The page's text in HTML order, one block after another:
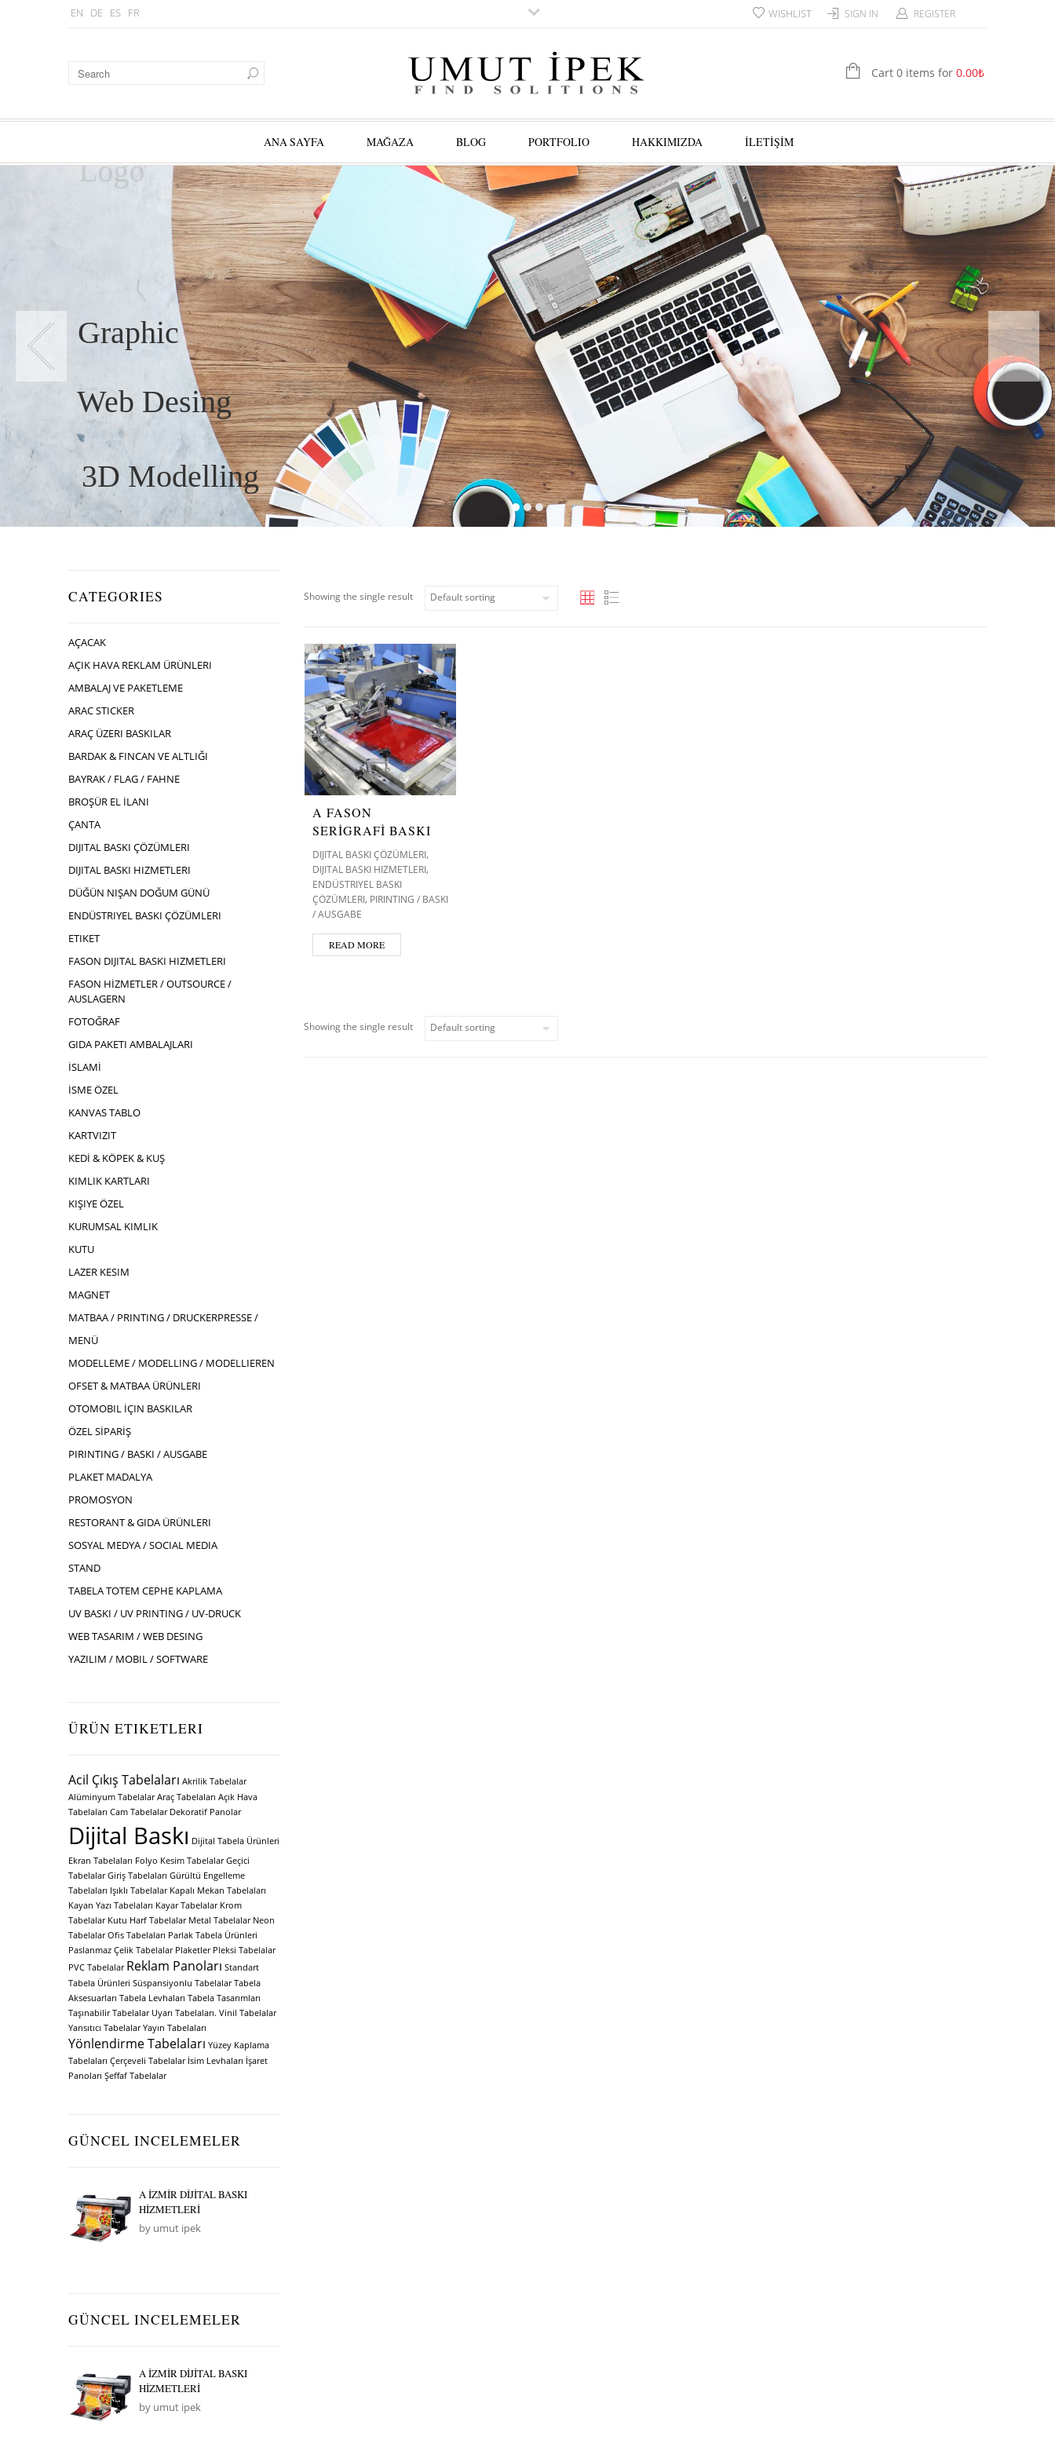
EN DE ES FR SIGN IN REGISTER
WISHLIST
Cart 0 items for 0.00₺
ANA SAYFA MAĞAZA BLOG PORTFOLIO HAKKIMIZDA İLETİŞİM
3D Modelling
Graphic
Web Desing
Logo
CATEGORIES
AÇACAK
AÇIK HAVA REKLAM ÜRÜNLERI
AMBALAJ VE PAKETLEME
ARAC STICKER
ARAÇ ÜZERI BASKILAR
BARDAK & FINCAN VE ALTLIĞI
BAYRAK / FLAG / FAHNE
BROŞÜR EL İLANI
ÇANTA
DIJITAL BASKI ÇÖZÜMLERI
DIJITAL BASKI HIZMETLERI
DÜĞÜN NIŞAN DOĞUM GÜNÜ
ENDÜSTRIYEL BASKI ÇÖZÜMLERI
ETIKET
FASON DIJITAL BASKI HIZMETLERI
FASON HİZMETLER / OUTSOURCE /
AUSLAGERN
FOTOĞRAF
GIDA PAKETI AMBALAJLARI
İSLAMİ
İSME ÖZEL
KANVAS TABLO
KARTVIZIT
KEDİ & KÖPEK & KUŞ
KIMLIK KARTLARI
KIŞIYE ÖZEL
KURUMSAL KIMLIK
KUTU
LAZER KESIM
MAGNET
MATBAA / PRINTING / DRUCKERPRESSE /
MENÜ
MODELLEME / MODELLING / MODELLIEREN
OFSET & MATBAA ÜRÜNLERI
OTOMOBIL İÇIN BASKILAR
ÖZEL SİPARİŞ
PIRINTING / BASKI / AUSGABE
PLAKET MADALYA
PROMOSYON
RESTORANT & GIDA ÜRÜNLERI
SOSYAL MEDYA / SOCIAL MEDIA
STAND
TABELA TOTEM CEPHE KAPLAMA
UV BASKI / UV PRINTING / UV-DRUCK
WEB TASARIM / WEB DESING
YAZILIM / MOBIL / SOFTWARE
ÜRÜN ETIKETLERI
Acil Çıkış Tabelaları Akrilik Tabelalar
Alüminyum Tabelalar Araç Tabelaları Açık Hava
Tabelaları Cam Tabelalar Dekoratif Panolar
Dijital Baskı Dijital Tabela Ürünleri
Ekran Tabelaları Folyo Kesim Tabelalar Geçici
Tabelalar Giriş Tabelaları Gürültü Engelleme
Tabelaları Işıklı Tabelalar Kapalı Mekan Tabelaları
Kayan Yazı Tabelaları Kayar Tabelalar Krom
Tabelalar Kutu Harf Tabelalar Metal Tabelalar Neon
Tabelalar Ofis Tabelaları Parlak Tabela Ürünleri
Paslanmaz Çelik Tabelalar Plaketler Pleksi Tabelalar
PVC Tabelalar Reklam Panoları Standart
Tabela Ürünleri Süspansiyonlu Tabelalar Tabela
Aksesuarları Tabela Levhaları Tabela Tasarımları
Taşınabilir Tabelalar Uyarı Tabelaları. Vinil Tabelalar
Yansıtıcı Tabelalar Yayın Tabelaları
Yönlendirme Tabelaları Yüzey Kaplama
Tabelaları Çerçeveli Tabelalar İsim Levhaları İşaret
Panoları Şeffaf Tabelalar
GÜNCEL INCELEMELER
A İZMİR DİJİTAL BASKI
HİZMETLERİ
by umut ipek
GÜNCEL INCELEMELER
A İZMİR DİJİTAL BASKI
HİZMETLERİ
by umut ipek
Showing the single result
A FASON
SERİGRAFİ BASKI
DIJITAL BASKI ÇÖZÜMLERI,
DIJITAL BASKI HIZMETLERI,
ENDÜSTRIYEL BASKI
ÇÖZÜMLERI, PIRINTING / BASKI
/ AUSGABE
READ MORE
Showing the single result